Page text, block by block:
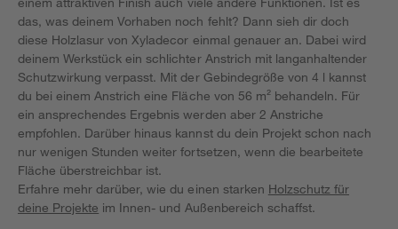
das, was deinem Vorhaben noch fehlt? Dann sieh dir doch
diese Holzlasur von Xyladecor einmal genauer an. Dabei wird
deinem Werkstück ein schlichter Anstrich mit langanhaltender
Schutzwirkung verpasst. Mit der Gebindegröße von 4 l kannst
du bei einem Anstrich eine Fläche von 56 m² behandeln. Für
ein ansprechendes Ergebnis werden aber 2 Anstriche
empfohlen. Darüber hinaus kannst du dein Projekt schon nach
nur wenigen Stunden weiter fortsetzen, wenn die bearbeitete
Fläche überstreichbar ist.
Erfahre mehr darüber, wie du einen starken Holzschutz für
deine Projekte im Innen- und Außenbereich schaffst.